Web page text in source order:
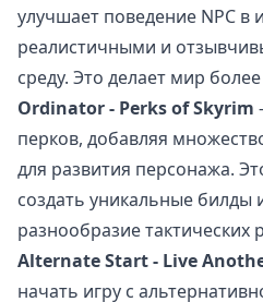
улучшает поведение NPC в
реалистичными и
среду. Это делает мир
Ordinator - Perks of Skyrim
перков, добавляя
для развития персонажа.
создать уникальные билды
разнообразие
Alternate Start - Live
начать игру с